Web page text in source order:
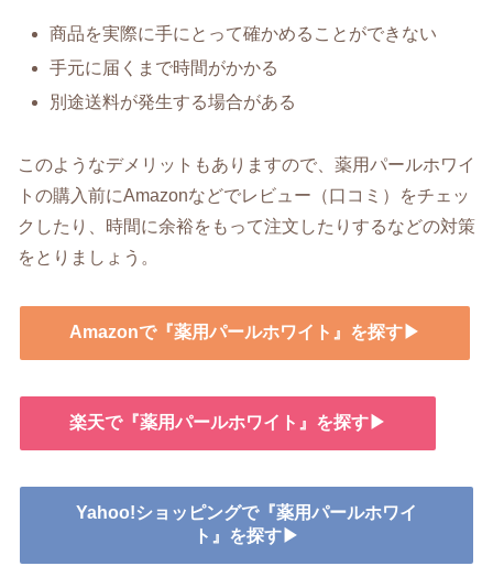
商品を実際に手にとって確かめることができない
手元に届くまで時間がかかる
別途送料が発生する場合がある
このようなデメリットもありますので、薬用パールホワイ
トの購入前にAmazonなどでレビュー（口コミ）をチェッ
クしたり、時間に余裕をもって注文したりするなどの対策
をとりましょう。
Amazonで『薬用パールホワイト』を探す▶
楽天で『薬用パールホワイト』を探す▶
Yahoo!ショッピングで『薬用パールホワイ
ト』を探す▶